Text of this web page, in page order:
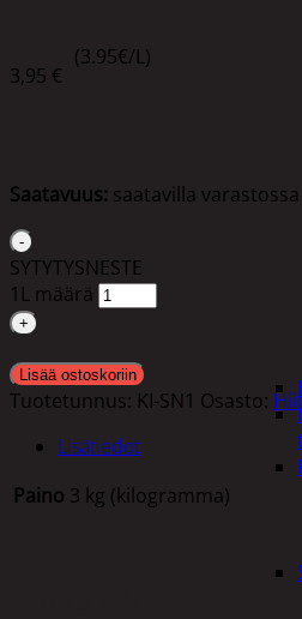
3,95 €
(3.95€/L)
Saatavuus: saatavilla varastossa
SYTYTYSNESTE
1L määrä
Lisää ostoskoriin
Tuotetunnus: KI-SN1 Osasto:
Lisätiedot
Paino 3 kg (kilogramma)